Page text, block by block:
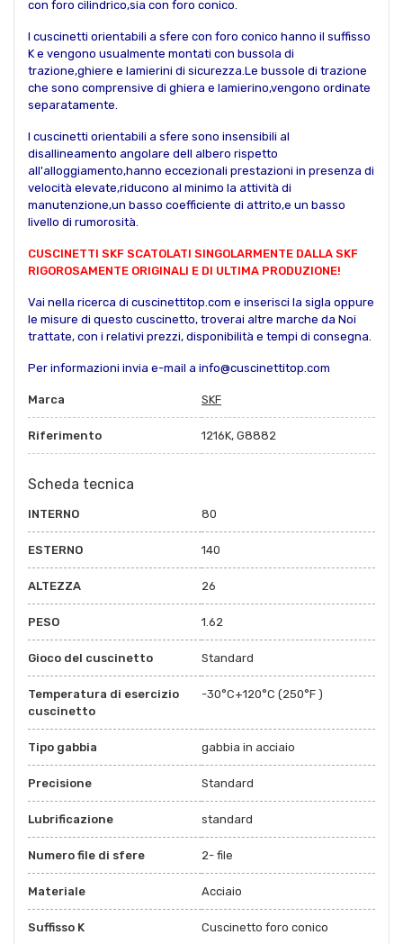
con foro cilindrico,sia con foro conico.
I cuscinetti orientabili a sfere con foro conico hanno il suffisso
K e vengono usualmente montati con bussola di
trazione,ghiere e lamierini di sicurezza.Le bussole di trazione
che sono comprensive di ghiera e lamierino,vengono ordinate
separatamente.
I cuscinetti orientabili a sfere sono insensibili al
disallineamento angolare dell albero rispetto
all'alloggiamento,hanno eccezionali prestazioni in presenza di
velocità elevate,riducono al minimo la attività di
manutenzione,un basso coefficiente di attrito,e un basso
livello di rumorosità.
CUSCINETTI SKF SCATOLATI SINGOLARMENTE DALLA SKF
RIGOROSAMENTE ORIGINALI E DI ULTIMA PRODUZIONE!
Vai nella ricerca di cuscinettitop.com e inserisci la sigla oppure
le misure di questo cuscinetto, troverai altre marche da Noi
trattate, con i relativi prezzi, disponibilità e tempi di consegna.
Per informazioni invia e-mail a info@cuscinettitop.com
Marca SKF
Riferimento 1216K, G8882
Scheda tecnica
INTERNO 80
ESTERNO 140
ALTEZZA 26
PESO 1.62
Gioco del cuscinetto Standard
Temperatura di esercizio
cuscinetto
-30°C+120°C (250°F )
Tipo gabbia gabbia in acciaio
Precisione Standard
Lubrificazione standard
Numero file di sfere 2- file
Materiale Acciaio
Suffisso K Cuscinetto foro conico